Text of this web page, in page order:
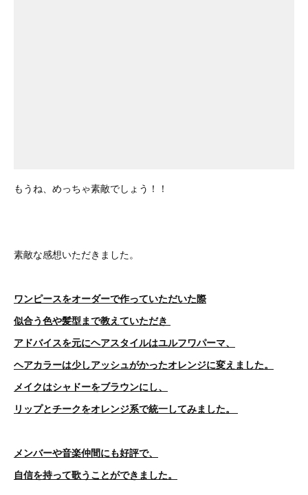
もうね、めっちゃ素敵でしょう！！
素敵な感想いただきました。
ワンピースをオーダーで作っていただいた際
似合う色や髪型まで教えていただき
アドバイスを元にヘアスタイルはユルフワパーマ、
ヘアカラーは少しアッシュがかったオレンジに変えました。
メイクはシャドーをブラウンにし、
リップとチークをオレンジ系で統一してみました。
メンバーや音楽仲間にも好評で、
自信を持って歌うことができました。